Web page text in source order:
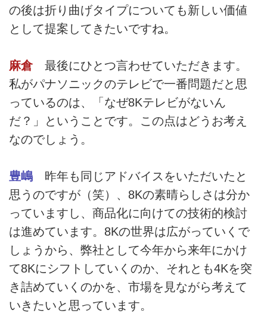
の後は折り曲げタイプについても新しい価値
として提案してきたいですね。
麻倉最後にひとつ言わせていただきます。
私がパナソニックのテレビで一番問題だと思
っているのは、「なぜ8Kテレビがないん
だ？」ということです。この点はどうお考え
なのでしょう。
豊嶋 昨年も同じアドバイスをいただいたと
思うのですが（笑）、8Kの素晴らしさは分か
っていますし、商品化に向けての技術的検討
は進めています。8Kの世界は広がっていくで
しょうから、弊社として今年から来年にかけ
て8Kにシフトしていくのか、それとも4Kを突
き詰めていくのかを、市場を見ながら考えて
いきたいと思っています。